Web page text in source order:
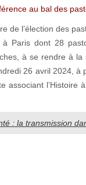
au bal des
de l’élection des
à Paris dont 28
à se rendre à la
26 avril 2024, à
associant l’Histoire
: la transmission